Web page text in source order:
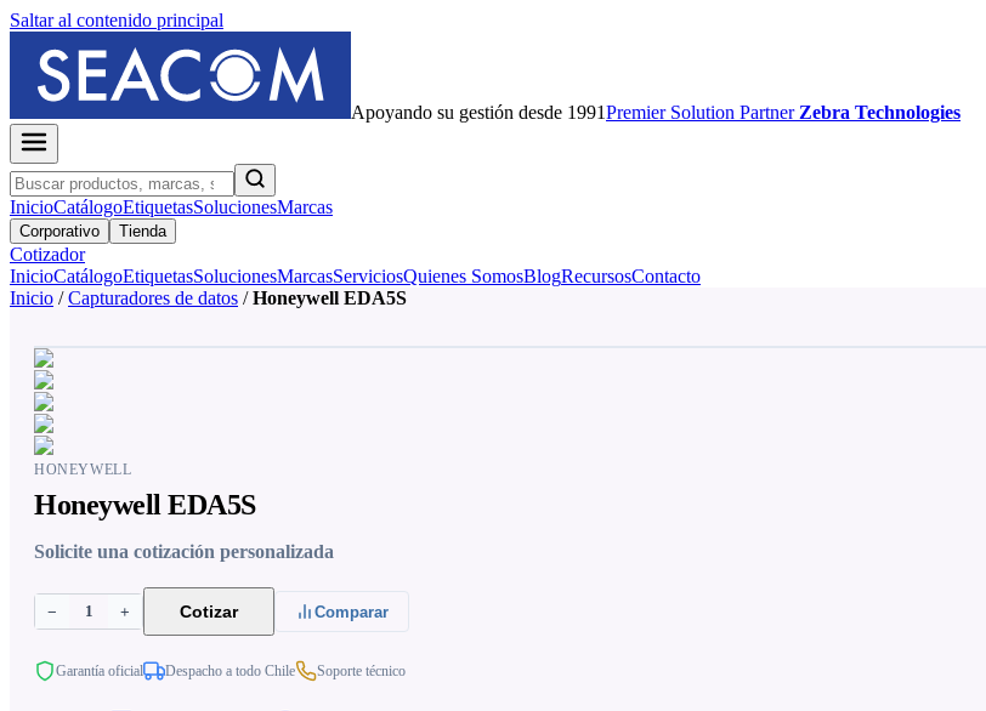
Saltar al contenido principal
Apoyando su gestión desde 1991PremierSolution Partner Zebra Technologies
InicioCatálogoEtiquetasSolucionesMarcas
Corporativo Tienda
Cotizador
InicioCatálogoEtiquetasSolucionesMarcasServiciosQuienes SomosBlogRecursosContacto
Inicio / Capturadores de datos / Honeywell EDA5S
HONEYWELL
Honeywell EDA5S
Solicite una cotización personalizada
− 1 + Cotizar Comparar
Garantía oficial Despacho a todo Chile Soporte técnico